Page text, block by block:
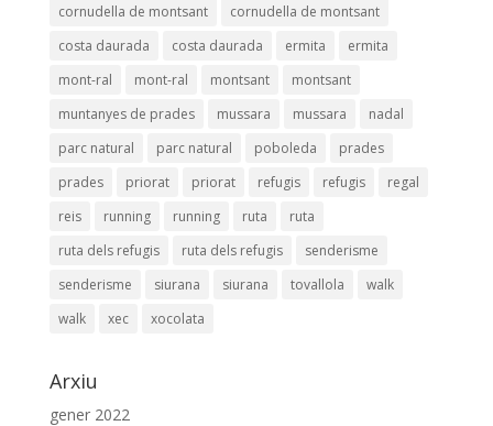
cornudella de montsant
cornudella de montsant
costa daurada
costa daurada ermita
ermita
mont-ral
mont-ral montsant
montsant
muntanyes de prades
mussara mussara
nadal
parc natural
parc natural poboleda
prades
prades
priorat priorat refugis refugis
regal
reis
running running ruta
ruta
ruta dels refugis
ruta dels refugis
senderisme
senderisme
siurana siurana tovallola
walk
walk
xec xocolata
Arxiu
gener 2022